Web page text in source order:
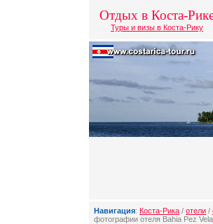
Отдых в Коста-
Туры и визы в Коста-Рику
Навигация: Коста-Рика / отели /
фотографии отеля Bahia Pez